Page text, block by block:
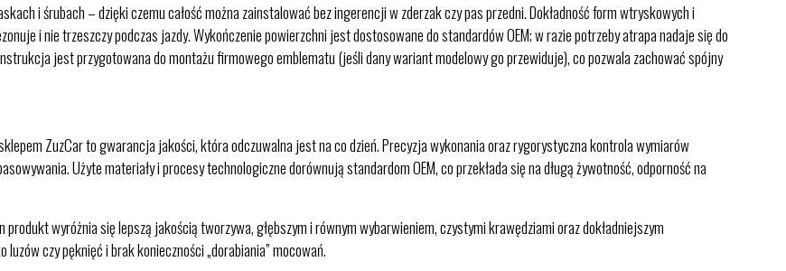
i śrubach – dzięki czemu całość można zainstalować bez ingerencji w zderzak czy pas przedni. Dokładność form wtryskowych i
i nie trzeszczy podczas jazdy. Wykończenie powierzchni jest dostosowane do standardów OEM; w razie potrzeby atrapa nadaje się do
jest przygotowana do montażu firmowego emblematu (jeśli dany wariant modelowy go przewiduje), co pozwala zachować spójny
ZuzCar to gwarancja jakości, która odczuwalna jest na co dzień. Precyzja wykonania oraz rygorystyczna kontrola wymiarów
Użyte materiały i procesy technologiczne dorównują standardom OEM, co przekłada się na długą żywotność, odporność na
wyróżnia się lepszą jakością tworzywa, głębszym i równym wybarwieniem, czystymi krawędziami oraz dokładniejszym
czy pęknięć i brak konieczności „dorabiania” mocowań.